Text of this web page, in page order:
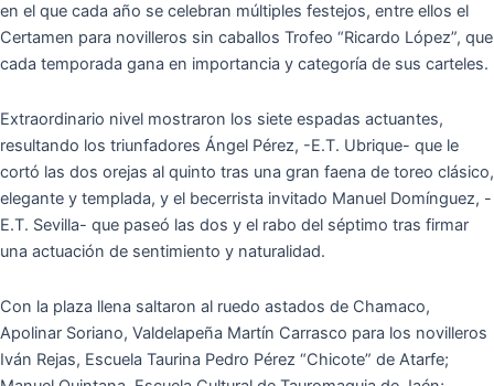
en el que cada año se celebran múltiples festejos, entre ellos el
Certamen para novilleros sin caballos Trofeo “Ricardo López”, que
cada temporada gana en importancia y categoría de sus carteles.
Extraordinario nivel mostraron los siete espadas actuantes,
resultando los triunfadores Ángel Pérez, -E.T. Ubrique- que le
cortó las dos orejas al quinto tras una gran faena de toreo clásico,
elegante y templada, y el becerrista invitado Manuel Domínguez, -
E.T. Sevilla- que paseó las dos y el rabo del séptimo tras firmar
una actuación de sentimiento y naturalidad.
Con la plaza llena saltaron al ruedo astados de Chamaco,
Apolinar Soriano, Valdelapeña Martín Carrasco para los novilleros
Iván Rejas, Escuela Taurina Pedro Pérez “Chicote” de Atarfe;